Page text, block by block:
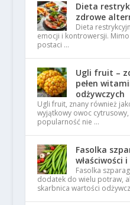
Dieta
zdrowe
Dieta
emocji i kontrowersji.
postaci …
Ugli fruit –
pełen
odżywczych
Ugli fruit, znany również
wyjątkowy owoc
popularność nie …
Fasolka
właściwości
Fasolka
dodatek do wielu potraw,
skarbnica wartości